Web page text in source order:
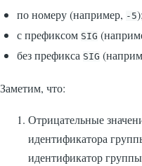
по номеру (например, -5);
с префиксом SIG
без префикса SIG
Заметим, что:
Отрицательные
идентификатора
идентификатор